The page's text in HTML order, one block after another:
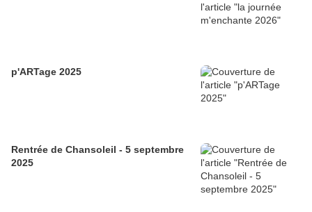
p'ARTage 2025
Rentrée de Chansoleil - 5 septembre
2025